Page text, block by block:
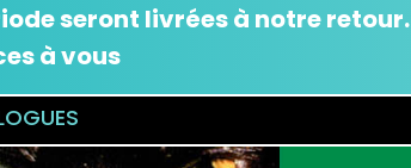
seront livrées à notre retour.
à vous